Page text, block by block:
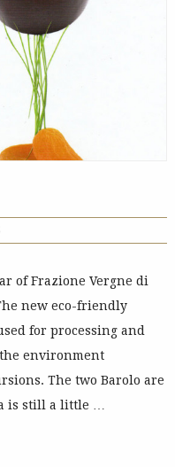
of Frazione Vergne di
new eco-friendly
for processing and
environment
The two Barolo are
is still a little …